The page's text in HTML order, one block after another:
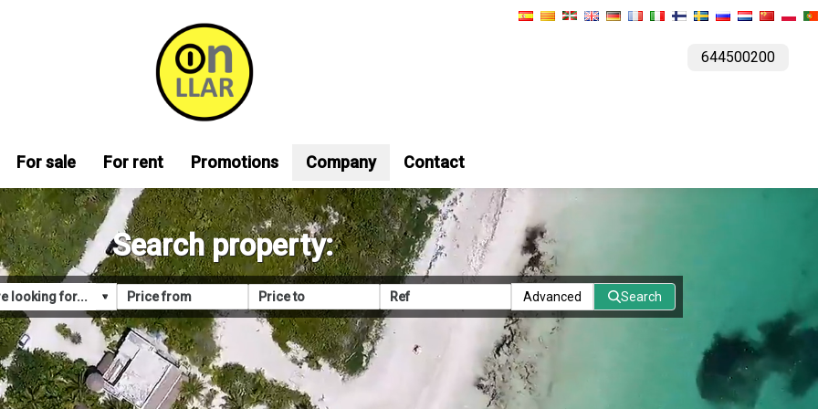
644500200
For sale For rent Promotions Company Contact
Search property:
Advanced Search